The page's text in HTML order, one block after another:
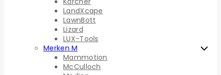
LandXcape
LawnBott
Lizard
LUX-Tools
Merken M
Mammotion
McCulloch